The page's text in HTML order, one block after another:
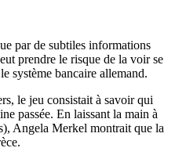
par de subtiles informations
prendre le risque de la voir se
système bancaire allemand.
le jeu consistait à savoir qui
passée. En laissant la main à
Angela Merkel montrait que la